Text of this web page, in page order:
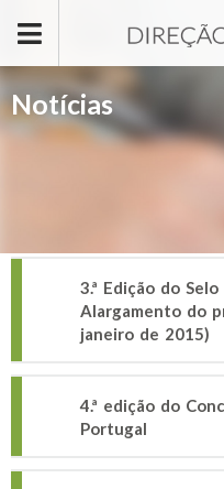
Notícias
3.ª Edição do
Alargamento do
janeiro de 2015)
4.ª edição do
Portugal